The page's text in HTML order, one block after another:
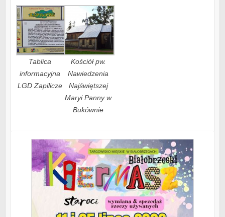
Tablica
informacyjna
LGD Zapilicze
Kościół pw.
Nawiedzenia
Najświętszej
Maryi Panny w
Bukównie